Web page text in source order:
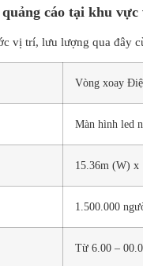
cáo tại khu
vị trí, lưu lượng qua đây
Vòng xoay
Màn hình led
15.36m (W) x
1.500.000
Từ 6.00 –